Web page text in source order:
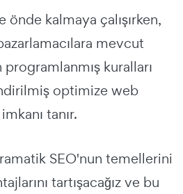
kalmaya çalışırken,
mevcut
kuralları
optimize web
tanır.
SEO'nun temellerini
tartışacağız ve bu